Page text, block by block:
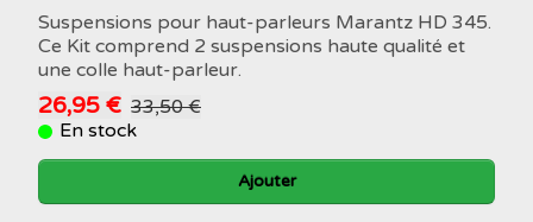
Suspensions pour haut-parleurs Marantz HD 345.
Ce Kit comprend 2 suspensions haute qualité et
une colle haut-parleur.
26,95 € 33,50 €
En stock
Ajouter